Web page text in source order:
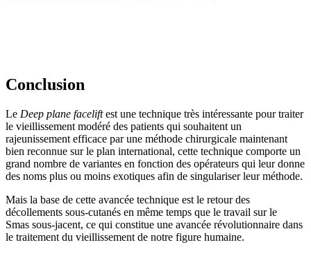
Conclusion
Le Deep plane faceliftest une technique très intéressante pour traiter
le vieillissement modéré des patients qui souhaitent un
rajeunissement efficace par une méthode chirurgicale maintenant
bien reconnue sur le plan international, cette technique comporte un
grand nombre de variantes en fonction des opérateurs qui leur donne
des noms plus ou moins exotiques afin de singulariser leur méthode.
Mais la base de cette avancée technique est le retour des
décollements sous-cutanés en même temps que le travail sur le
Smas sous-jacent, ce qui constitue une avancée révolutionnaire dans
le traitement du vieillissement de notre figure humaine.